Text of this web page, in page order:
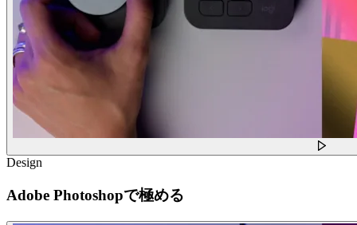
Design
Adobe Photoshopで極める